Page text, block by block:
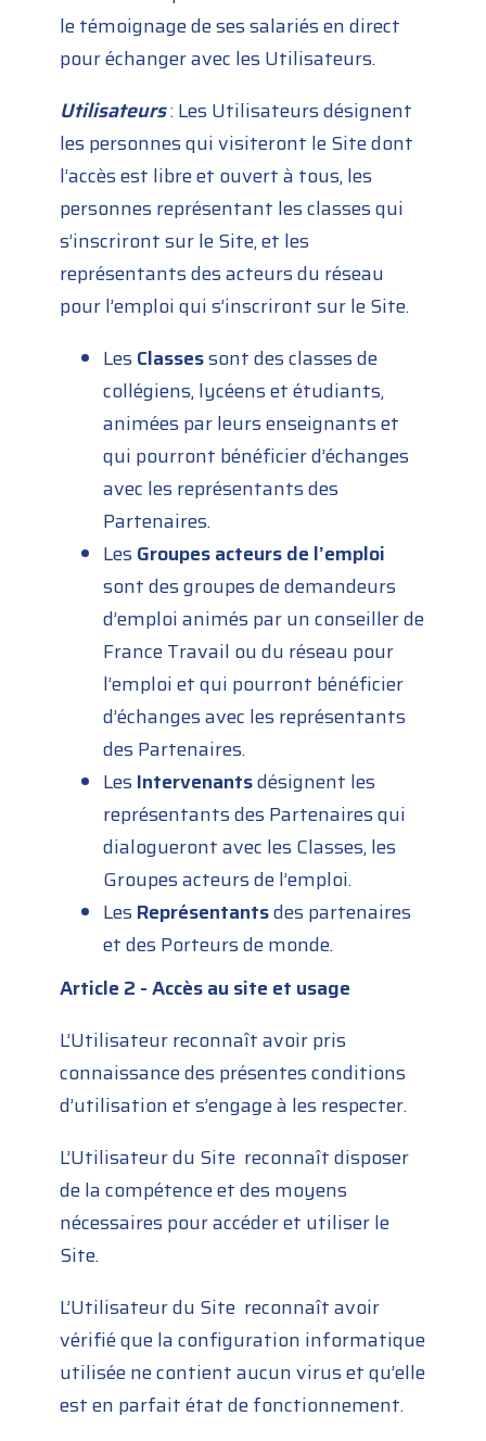
le témoignage de ses salariés en direct
pour échanger avec les Utilisateurs.
Utilisateurs: Les Utilisateurs désignent
les personnes qui visiteront le Site dont
l’accès est libre et ouvert à tous, les
personnes représentant les classes qui
s’inscriront sur le Site, et les
représentants des acteurs du réseau
pour l’emploi qui s’inscriront sur le Site.
LesClassessont des classes de
collégiens, lycéens et étudiants,
animées par leurs enseignants et
qui pourront bénéficier d’échanges
avec les représentants des
Partenaires.
LesGroupes acteurs de l’emploi
sont des groupes de demandeurs
d’emploi animés par un conseiller de
France Travail ou du réseau pour
l’emploi et qui pourront bénéficier
d’échanges avec les représentants
des Partenaires.
LesIntervenantsdésignent les
représentants des Partenaires qui
dialogueront avec les Classes, les
Groupes acteurs de l’emploi.
LesReprésentantsdes partenaires
et des Porteurs de monde.
Article 2 - Accès au site et usage
L’Utilisateur reconnaît avoir pris
connaissance des présentes conditions
d’utilisation et s’engage à les respecter.
L’Utilisateur du Site reconnaît disposer
de la compétence et des moyens
nécessaires pour accéder et utiliser le
Site.
L’Utilisateur du Site reconnaît avoir
vérifié que la configuration informatique
utilisée ne contient aucun virus et qu’elle
est en parfait état de fonctionnement.